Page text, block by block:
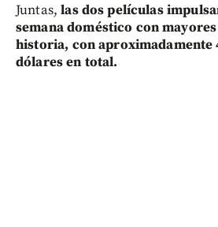
Juntas,las dos películas
semana doméstico con
historia, con aproximadamente
dólares en total.